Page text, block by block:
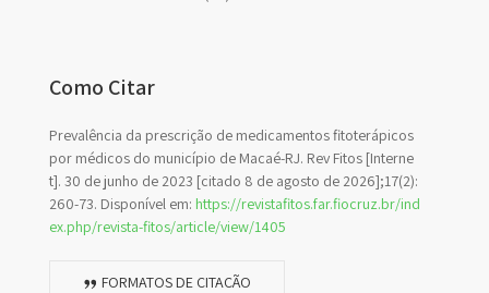
Como Citar
Prevalência da prescrição de medicamentos fitoterápicos
por médicos do município de Macaé-RJ. Rev Fitos [Interne
t]. 30 de junho de 2023 [citado 8 de agosto de 2026];17(2):
260-73. Disponível em: https://revistafitos.far.fiocruz.br/ind
ex.php/revista-fitos/article/view/1405
FORMATOS DE CITAÇÃO